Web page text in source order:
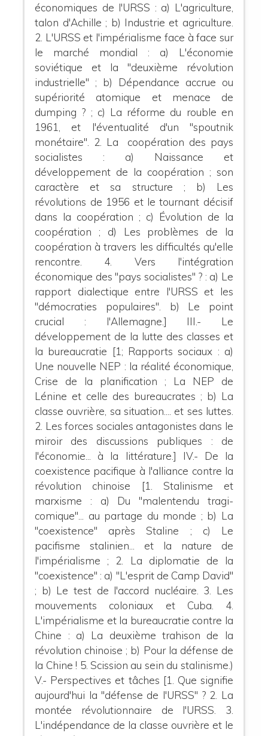
économiques de l'URSS : a) L'agriculture,
talon d'Achille ; b) Industrie et agriculture.
2. L'URSS et l'impérialisme face à face sur
le marché mondial : a) L'économie
soviétique et la "deuxième révolution
industrielle" ; b) Dépendance accrue ou
supériorité atomique et menace de
dumping ? ; c) La réforme du rouble en
1961, et l'éventualité d'un "spoutnik
monétaire". 2. La coopération des pays
socialistes : a) Naissance et
développement de la coopération ; son
caractère et sa structure ; b) Les
révolutions de 1956 et le tournant décisif
dans la coopération ; c) Évolution de la
coopération ; d) Les problèmes de la
coopération à travers les difficultés qu'elle
rencontre. 4. Vers l'intégration
économique des "pays socialistes" ? : a) Le
rapport dialectique entre l'URSS et les
"démocraties populaires". b) Le point
crucial : l'Allemagne.] III.- Le
développement de la lutte des classes et
la bureaucratie [1; Rapports sociaux : a)
Une nouvelle NEP : la réalité économique,
Crise de la planification ; La NEP de
Lénine et celle des bureaucrates ; b) La
classe ouvrière, sa situation.... et ses luttes.
2. Les forces sociales antagonistes dans le
miroir des discussions publiques : de
l'économie... à la littérature.] IV.- De la
coexistence pacifique à l'alliance contre la
révolution chinoise [1. Stalinisme et
marxisme : a) Du "malentendu tragi-
comique"... au partage du monde ; b) La
"coexistence" après Staline ; c) Le
pacifisme stalinien... et la nature de
l'impérialisme ; 2. La diplomatie de la
"coexistence" : a) "L'esprit de Camp David"
; b) Le test de l'accord nucléaire. 3. Les
mouvements coloniaux et Cuba. 4.
L'impérialisme et la bureaucratie contre la
Chine : a) La deuxième trahison de la
révolution chinoise ; b) Pour la défense de
la Chine ! 5. Scission au sein du stalinisme.)
V.- Perspectives et tâches [1. Que signifie
aujourd'hui la "défense de l'URSS" ? 2. La
montée révolutionnaire de l'URSS. 3.
L'indépendance de la classe ouvrière et le